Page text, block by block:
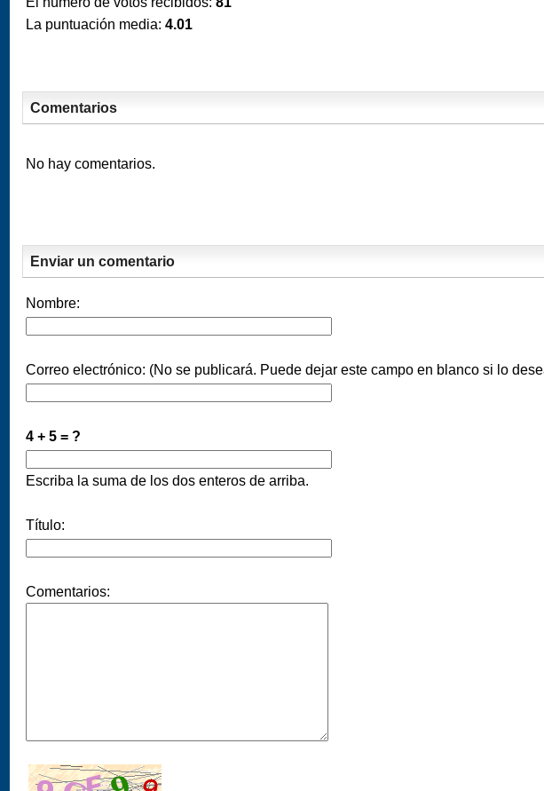
La puntuación media: 4.01
Comentarios
No hay comentarios.
Enviar un comentario
Nombre:
Correo electrónico: (No se publicará. Puede dejar este campo en blanco si lo
4 + 5 = ?
Escriba la suma de los dos enteros de arriba.
Título:
Comentarios: